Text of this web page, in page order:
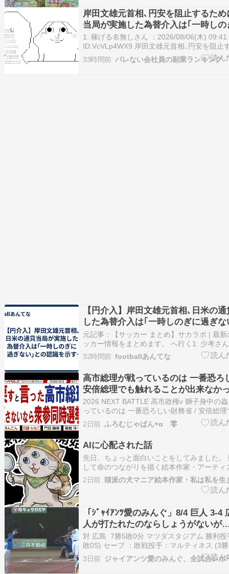
岸田文雄元首相､円安を阻止するた
当局が実施した為替介入は｢一時し
い｣との認識を示す
1: 稼げる名無しさん ：2026/08/06(木)
ID:VcVLp4WX9 岸田文雄元首相､円安を阻止
の通貨当局が実施した為替介入は｢一時しの
の認識を示す | 東洋経済オンライン 公開日
33時間前 バレない会社員の副業ランキング
【円介入】岸田文雄元首相､日米の
した為替介入は｢一時しのぎに過ぎ
を示すｗｗｗｗｗ
元記事：【サッカー まとめ】サカラボ | 最
ッカー情報をまとめます。 へ行く1: 少考さ
2026/08/06(木) 09:41:17.69 ID:VcVLp4WX9
相､円安を阻止するために日米の通貨当局が
32時間前 footballあんてな
高市総理が戦っているのは 一番恐ろ
安倍総理でも触れることが出来なか
体 高市・片山で突き進め〓【マンデ
ズ】
2026 NEXT BATTLE 高市政権v 獅子身中の
っているのは 一番恐ろしい財務省 / 安倍総
が出来なかった財務省解体 高市・片山で突
ーバスターズ】54戻すと言った高市総理 戻
時選挙で / 減税反対は国民の敵…
2日前 ふろむじゃぱん+α 零
AIに心配された話
先日、ちょっと面白いことをしてみました。
して命のつながりを描く絵本作家・アーティ
です。（私はこんな人=プロフィール ） チ
術や数秘術、六星占術、それから今までの
っくるめて、私を分析してみて！」とお願
2日前 猫派の犬マニア絵本作家・私は私を生
「ｼﾞｬｲｱﾝﾂ愛のみんぐ」8/4 巨人 3-
人が打たれたのならしょうがないが
対 広島 7勝5敗0分 マツダスタジアム 勝利
敗0S) セーブ ：敗戦投手：マルティネス (3
手リレー巨人：山﨑、船迫、中川、田中瑛、
田、マルティネス 捕手：岸田広島：栗林、
3日前